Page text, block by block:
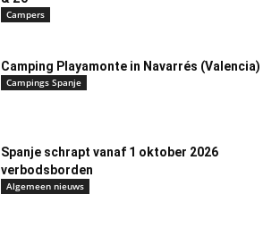
Campers
Camping Playamonte in Navarrés (Valencia)
Campings Spanje
Spanje schrapt vanaf 1 oktober 2026
verbodsborden
Algemeen nieuws